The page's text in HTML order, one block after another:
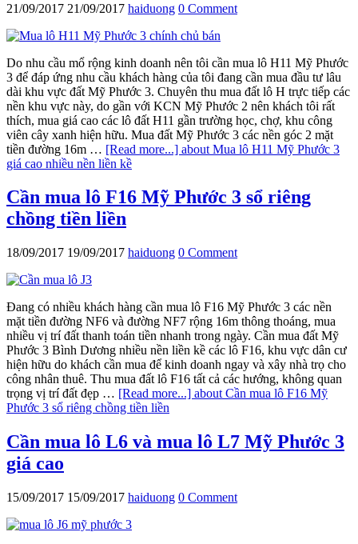
21/09/2017 21/09/2017 haiduong 0 Comment
Do nhu cầu mổ rộng kinh doanh nên tôi cần mua lô H11 Mỹ Phước
3 để đáp ứng nhu cầu khách hàng của tôi đang cần mua đầu tư lâu
dài khu vực đất Mỹ Phước 3. Chuyên thu mua đất lô H trực tiếp các
nền khu vực này, do gần với KCN Mỹ Phước 2 nên khách tôi rất
thích, mua giá cao các lô đất H11 gần trường học, chợ, khu công
viên cây xanh hiện hữu. Mua đất Mỹ Phước 3 các nền góc 2 mặt
tiền đường 16m … [Read more...] about Mua lô H11 Mỹ Phước 3
giá cao nhiều nền liền kề
Cần mua lô F16 Mỹ Phước 3 sổ riêng
chồng tiền liền
18/09/2017 19/09/2017 haiduong 0 Comment
Đang có nhiều khách hàng cần mua lô F16 Mỹ Phước 3 các nền
mặt tiền đường NF6 và đường NF7 rộng 16m thông thoáng, mua
nhiều vị trí đất thanh toán tiền nhanh trong ngày. Cần mua đất Mỹ
Phước 3 Bình Dương nhiều nền liền kề các lô F16, khu vực dân cư
hiện hữu do khách cần mua để kinh doanh ngay và xây nhà trọ cho
công nhân thuê. Thu mua đất lô F16 tất cả các hướng, không quan
trọng vị trí đất đẹp … [Read more...] about Cần mua lô F16 Mỹ
Phước 3 sổ riêng chồng tiền liền
Cần mua lô L6 và mua lô L7 Mỹ Phước 3
giá cao
15/09/2017 15/09/2017 haiduong 0 Comment